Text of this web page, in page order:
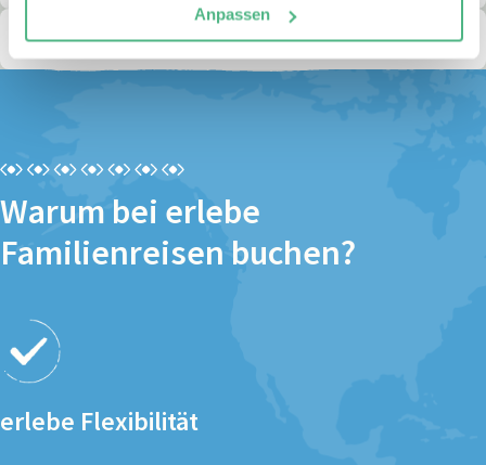
Anpassen
Was muss ich tun, um meine Reise umzubuchen?
Warum bei erlebe
Familienreisen buchen?
erlebe Flexibilität